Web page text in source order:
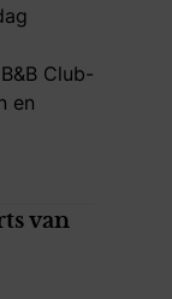
Club-
en
van